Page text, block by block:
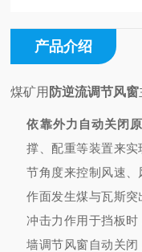
产品介绍
煤矿用 防逆流调节风窗
依靠外力自动关闭
撑、配重等装置来
节角度来控制风速
作面发生煤与瓦斯
冲击力作用于挡板
墙调节风窗自动关